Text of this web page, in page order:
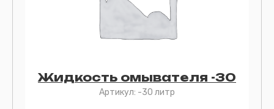
Жидкость омывателя -30
Артикул: -30 литр